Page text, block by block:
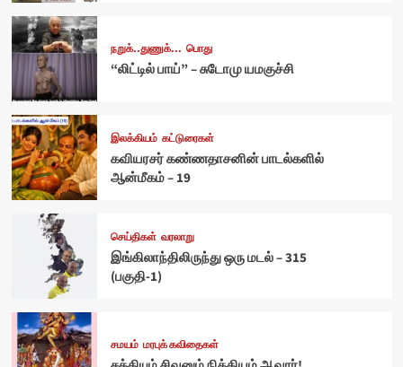
நறுக்..துணுக்... பொது
“லிட்டில் பாய்” – சுடோமு யமகுச்சி
இலக்கியம் கட்டுரைகள்
கவியரசர் கண்ணதாசனின் பாடல்களில்
ஆன்மீகம் – 19
செய்திகள் வரலாறு
இங்கிலாந்திலிருந்து ஒரு மடல் – 315
(பகுதி-1)
சமயம் மரபுக் கவிதைகள்